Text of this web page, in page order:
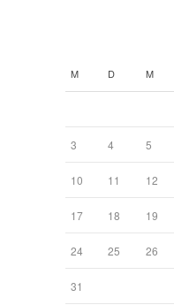
M D M
3 4 5
10 11 12
17 18 19
24 25 26
31